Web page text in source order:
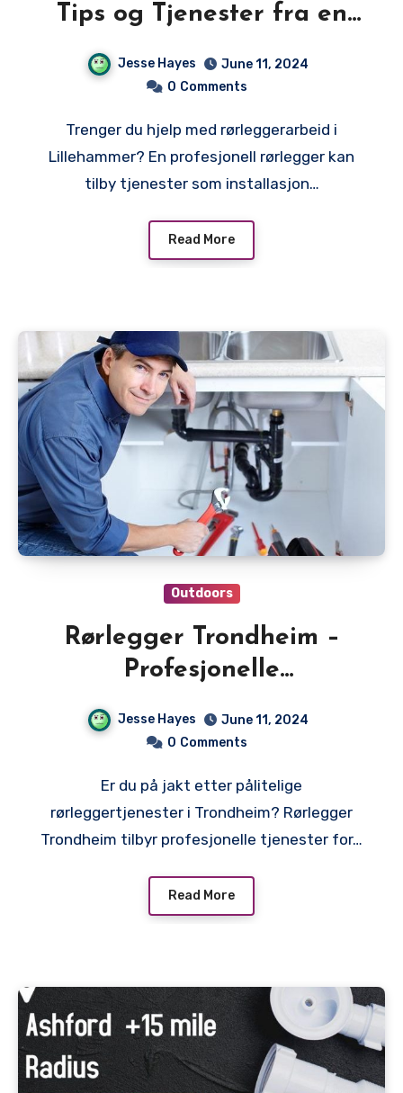
Tips og Tjenester fra en
Profesjonell Rørlegger
Jesse Hayes
June 11, 2024
0 Comments
Trenger du hjelp med rørleggerarbeid i
Lillehammer? En profesjonell rørlegger kan
tilby tjenester som installasjon…
Read More
Outdoors
Rørlegger Trondheim –
Profesjonelle
Rørleggertjenester i
Trondheim
Jesse Hayes
June 11, 2024
0 Comments
Er du på jakt etter pålitelige
rørleggertjenester i Trondheim? Rørlegger
Trondheim tilbyr profesjonelle tjenester for…
Read More